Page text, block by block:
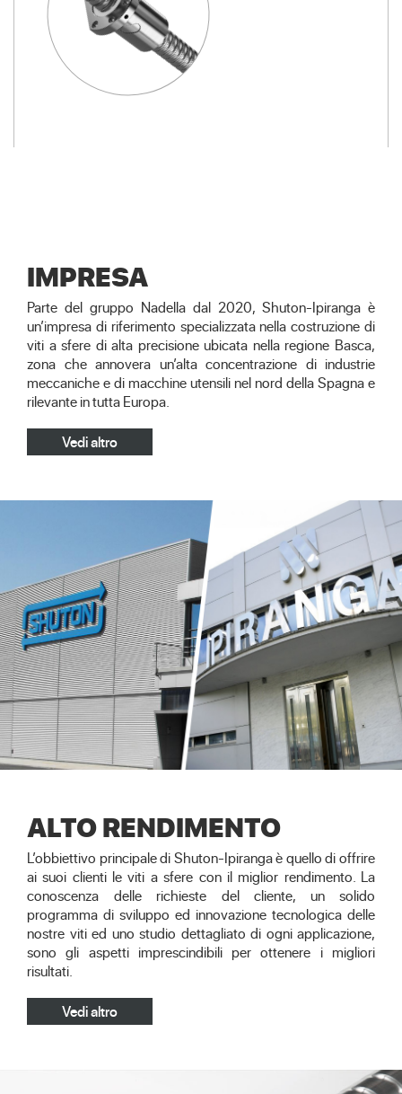
IMPRESA
Parte del gruppo Nadella dal 2020, Shuton-Ipiranga è
un’impresa di riferimento specializzata nella costruzione di
viti a sfere di alta precisione ubicata nella regione Basca,
zona che annovera un’alta concentrazione di industrie
meccaniche e di macchine utensili nel nord della Spagna e
rilevante in tutta Europa.
Vedi altro
ALTO RENDIMENTO
L’obbiettivo principale di Shuton-Ipiranga è quello di offrire
ai suoi clienti le viti a sfere con il miglior rendimento. La
conoscenza delle richieste del cliente, un solido
programma di sviluppo ed innovazione tecnologica delle
nostre viti ed uno studio dettagliato di ogni applicazione,
sono gli aspetti imprescindibili per ottenere i migliori
risultati.
Vedi altro